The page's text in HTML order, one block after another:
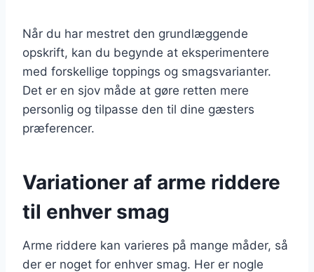
Når du har mestret den grundlæggende
opskrift, kan du begynde at eksperimentere
med forskellige toppings og smagsvarianter.
Det er en sjov måde at gøre retten mere
personlig og tilpasse den til dine gæsters
præferencer.
Variationer af arme riddere
til enhver smag
Arme riddere kan varieres på mange måder, så
der er noget for enhver smag. Her er nogle